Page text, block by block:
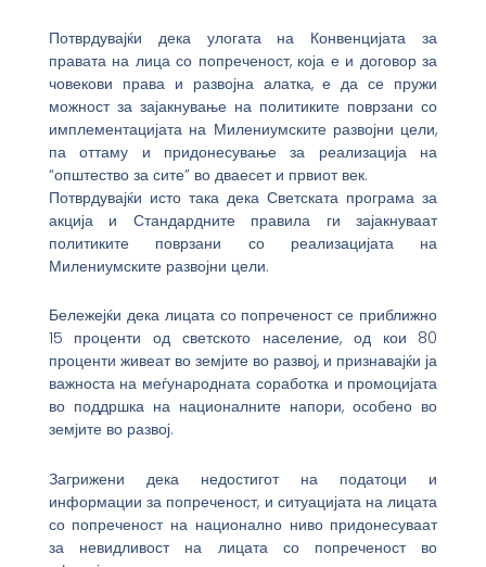
Потврдувајќи дека улогата на Конвенцијата за
правата на лица со попреченост, која е и договор за
човекови права и развојна алатка, е да се пружи
можност за зајакнување на политиките поврзани со
имплементацијата на Милениумските развојни цели,
па оттаму и придонесување за реализација на
“општество за сите” во дваесет и првиот век.
Потврдувајќи исто така дека Светската програма за
акција и Стандардните правила ги зајакнуваат
политиките поврзани со реализацијата на
Милениумските развојни цели.
Бележејќи дека лицата со попреченост се приближно
15 проценти од светското население, од кои 80
проценти живеат во земјите во развој, и признавајќи ја
важноста на меѓународната соработка и промоцијата
во поддршка на националните напори, особено во
земјите во развој.
Загрижени дека недостигот на податоци и
информации за попреченост, и ситуацијата на лицата
со попреченост на национално ниво придонесуваат
за невидливост на лицата со попреченост во